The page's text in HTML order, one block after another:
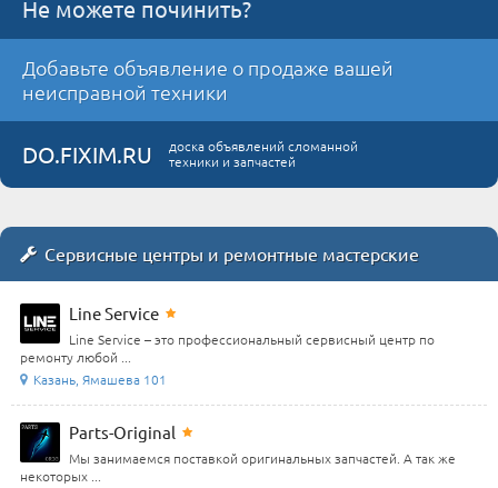
Не можете починить?
Добавьте объявление о продаже вашей
неисправной техники
DO.FIXIM.RU
доска объявлений сломанной
техники и запчастей
Сервисные центры и ремонтные мастерские
Line Service
Line Service – это профессиональный сервисный центр по
ремонту любой ...
Казань, Ямашева 101
Parts-Original
Мы занимаемся поставкой оригинальных запчастей. А так же
некоторых ...